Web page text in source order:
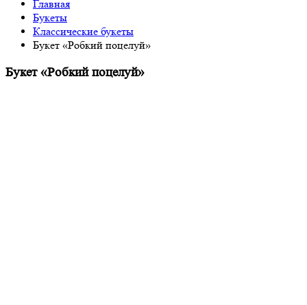
Главная
Букеты
Классические букеты
Букет «Робкий поцелуй»
Букет «Робкий поцелуй»